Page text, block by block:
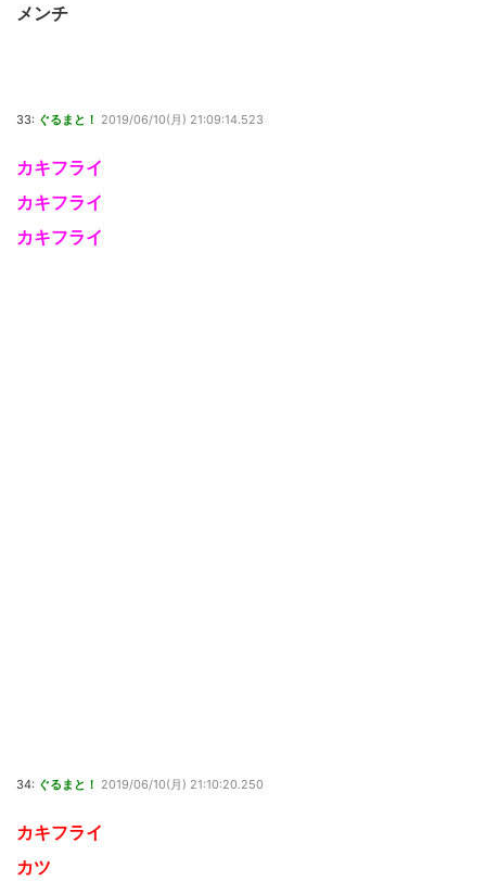
メンチ
33: ぐるまと！ 2019/06/10(月) 21:09:14.523
カキフライ
カキフライ
カキフライ
34: ぐるまと！ 2019/06/10(月) 21:10:20.250
カキフライ
カツ